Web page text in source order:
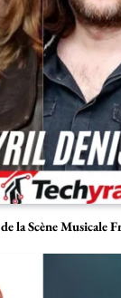
la Scène Musicale